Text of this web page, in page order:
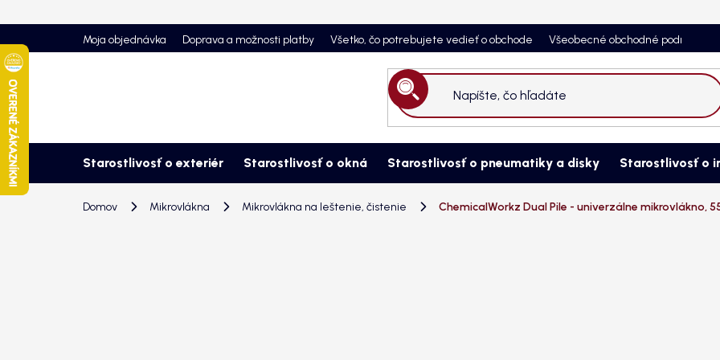
na
obsah
Moja objednávka Doprava a možnosti platby Všetko, čo potrebujete vedieť o obchode Všeobecné obchodné podmienky
Hľadať
Starostlivosť o exteriér Starostlivosť o okná Starostlivosť o pneumatiky a disky Starostlivosť o
Domov Mikrovlákna Mikrovlákna na leštenie, čistenie ChemicalWorkz Dual Pile - univerzálne mikrovlákno,